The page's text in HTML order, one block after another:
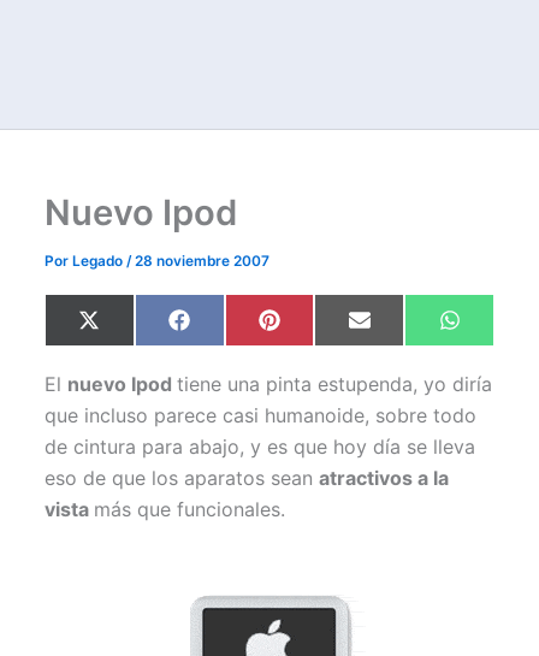
Nuevo Ipod
Por Legado/28 noviembre 2007
Compartir
en
X
(
w
i
t
t
e
)
Compartir
en
F
a
e
b
o
o
k
Compartir
en
P
i
t
e
r
e
s
Compartir
en
E
m
i
l
en
W
h
t
s
A
p
p
El nuevo Ipodtiene una pinta estupenda, yo diría
que incluso parece casi humanoide, sobre todo
de cintura para abajo, y es que hoy día se lleva
eso de que los aparatos seanatractivos a la
vista más que funcionales.